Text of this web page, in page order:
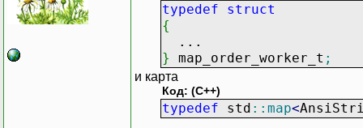
typedef
struct
{
...
}
map_order_worker_t ;
и карта
Код: (C++)
typedef std :: map<